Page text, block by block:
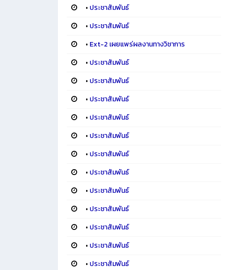
• ประชาสัมพันธ์
• ประชาสัมพันธ์
• Ext-2 เผยแพร่ผลงานทางวิชาการ
• ประชาสัมพันธ์
• ประชาสัมพันธ์
• ประชาสัมพันธ์
• ประชาสัมพันธ์
• ประชาสัมพันธ์
• ประชาสัมพันธ์
• ประชาสัมพันธ์
• ประชาสัมพันธ์
• ประชาสัมพันธ์
• ประชาสัมพันธ์
• ประชาสัมพันธ์
• ประชาสัมพันธ์